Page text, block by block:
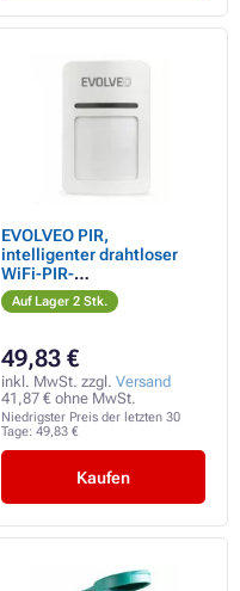
EVOLVEO PIR,
intelligenter drahtloser
WiFi-PIR-
Bewegungssensor
Auf Lager 2 Stk.
49,83 €
inkl. MwSt. zzgl. Versand
41,87 € ohne MwSt.
Niedrigster Preis der letzten 30
Tage: 49,83 €
Kaufen